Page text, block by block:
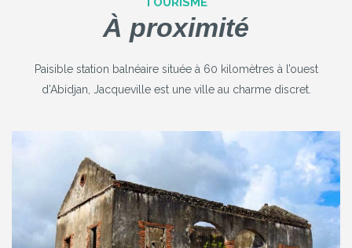
À proximité
Paisible station balnéaire située à 60 kilomètres à l’ouest
d’Abidjan, Jacqueville est une ville au charme discret.